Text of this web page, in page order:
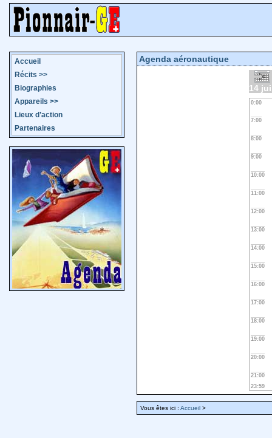
Accueil
Récits >>
Biographies
Appareils >>
Lieux d’action
Partenaires
Agenda aéronautique
14
0:00
7:00
8:00
9:00
10:00
11:00
12:00
13:00
14:00
15:00
16:00
17:00
18:00
19:00
20:00
21:00
23:59
Vous êtes ici : Accueil >